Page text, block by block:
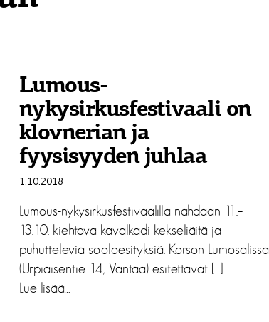
Lumous-
nykysirkusfestivaali on
klovnerian ja
fyysisyyden juhlaa
1.10.2018
Lumous-nykysirkusfestivaalilla nähdään 11.–
13.10. kiehtova kavalkadi kekseliäitä ja
puhuttelevia sooloesityksiä. Korson Lumosalissa
(Urpiaisentie 14, Vantaa) esitettävät […]
Lue lisää…